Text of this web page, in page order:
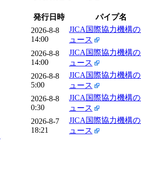
発行日時
パイプ名
2026-8-8
14:00
JICA国際協力機構
ュース
2026-8-8
14:00
JICA国際協力機構
ュース
2026-8-8
5:00
JICA国際協力機構
ュース
2026-8-8
0:30
JICA国際協力機構
ュース
2026-8-7
18:21
JICA国際協力機構
ュース